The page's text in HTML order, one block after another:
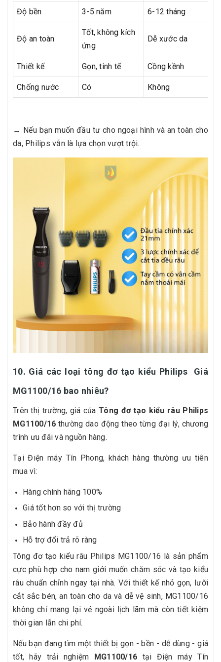
Độ bền 3-5 năm 6-12 tháng
Độ an toàn
Tốt, không kích
ứng
Dễ xước da
Thiết kế Gọn, tinh tế Cồng kềnh
Chống nước Có Không
→ Nếu bạn muốn đầu tư cho ngoại hình và an toàn cho
da, Philips vẫn là lựa chọn vượt trội.
10. Giá các loại tông đơ tạo kiểu Philips Giá
MG1100/16 bao nhiêu?
Trên thị trường, giá củaTông đơ tạo kiểu râu Philips
MG1100/16 thường dao động theo từng đại lý, chương
trình ưu đãi và nguồn hàng.
Tại Điện máy Tín Phong, khách hàng thường ưu tiên
mua vì:
Hàng chính hãng 100%
Giá tốt hơn so với thị trường
Bảo hành đầy đủ
Hỗ trợ đổi trả rõ ràng
Tông đơ tạo kiểu râu Philips MG1100/16 là sản phẩm
cực phù hợp cho nam giới muốn chăm sóc và tạo kiểu
râu chuẩn chỉnh ngay tại nhà. Với thiết kế nhỏ gọn, lưỡi
cắt sắc bén, an toàn cho da và dễ vệ sinh, MG1100/16
không chỉ mang lại vẻ ngoài lịch lãm mà còn tiết kiệm
thời gian lẫn chi phí.
Nếu bạn đang tìm một thiết bị gọn - bền - dễ dùng - giá
tốt, hãy trải nghiệm MG1100/16 tại Điện máy Tín